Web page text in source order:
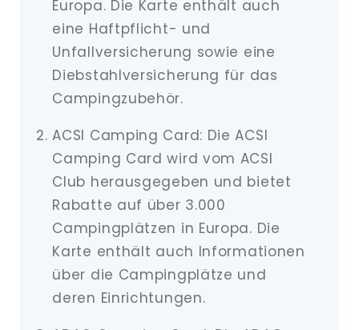
Europa. Die Karte enthält auch
eine Haftpflicht- und
Unfallversicherung sowie eine
Diebstahlversicherung für das
Campingzubehör.
ACSI Camping Card: Die ACSI
Camping Card wird vom ACSI
Club herausgegeben und bietet
Rabatte auf über 3.000
Campingplätzen in Europa. Die
Karte enthält auch Informationen
über die Campingplätze und
deren Einrichtungen.